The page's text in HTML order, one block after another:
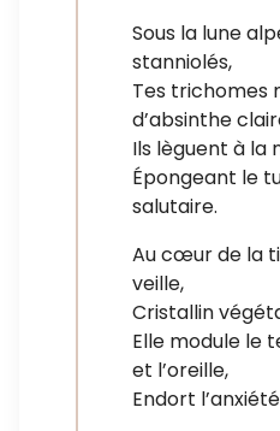
Sous la lune
stanniolés,
Tes trichomes
d’absinthe
Ils lèguent à la
Épongeant le
salutaire.
Au cœur de la
veille,
Cristallin
Elle module le
et l’oreille,
Endort